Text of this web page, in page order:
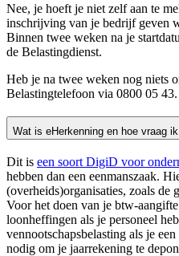
Nee, je hoeft je niet zelf aan te
inschrijving van je bedrijf geven
Binnen twee weken na je
de Belastingdienst.
Heb je na twee weken nog niets
Belastingtelefoon via 0800 05 43.
Wat is eHerkenning en hoe vraag
Dit is een soort DigiD voor
hebben dan een eenmanszaak.
(overheids)organisaties, zoals de
Voor het doen van je btw-
loonheffingen als je personeel
vennootschapsbelasting als je
nodig om je jaarrekening te